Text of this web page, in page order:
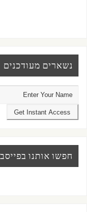
נשארים מעודכנים
חפשו אותנו